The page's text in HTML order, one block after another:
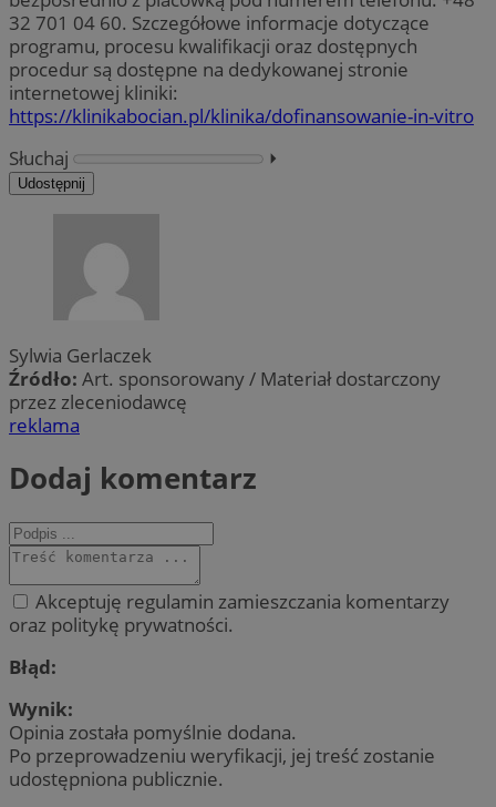
32 701 04 60. Szczegółowe informacje dotyczące
programu, procesu kwalifikacji oraz dostępnych
procedur są dostępne na dedykowanej stronie
internetowej kliniki:
https://klinikabocian.pl/klinika/dofinansowanie-in-vitro
Słuchaj
⏵︎
Udostępnij
Sylwia Gerlaczek
Źródło: Art. sponsorowany / Materiał dostarczony
przez zleceniodawcę
reklama
Dodaj komentarz
Akceptuję regulamin zamieszczania komentarzy
oraz politykę prywatności.
Błąd:
Wynik:
Opinia została pomyślnie dodana.
Po przeprowadzeniu weryfikacji, jej treść zostanie
udostępniona publicznie.